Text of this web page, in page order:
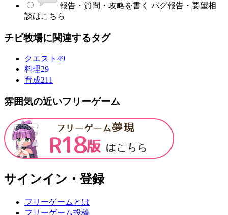
報告・質問・攻略を書く バグ報告・要望相
談はこちら
チビ牧場に関連するタグ
クエスト 49
料理29
育成211
雰囲気の近いフリーゲーム
サインイン・登録
フリーゲームとは
フリーゲーム投稿